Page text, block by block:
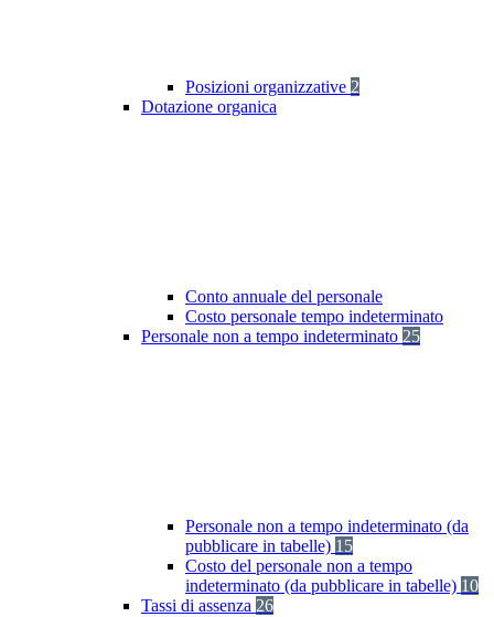
Posizioni organizzative 2
Dotazione organica
Conto annuale del personale
Costo personale tempo indeterminato
Personale non a tempo indeterminato 25
Personale non a tempo indeterminato (da
pubblicare in tabelle) 15
Costo del personale non a tempo
indeterminato (da pubblicare in tabelle) 10
Tassi di assenza 26